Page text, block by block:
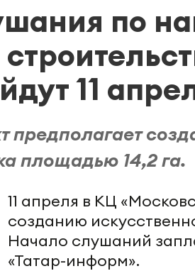
по
11
предполагает
площадью 14,2 га.
11 апреля в КЦ
созданию
Начало слушаний
«Татар-информ».